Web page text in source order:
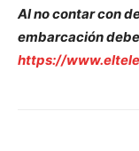
Al no contar con
embarcación
https://